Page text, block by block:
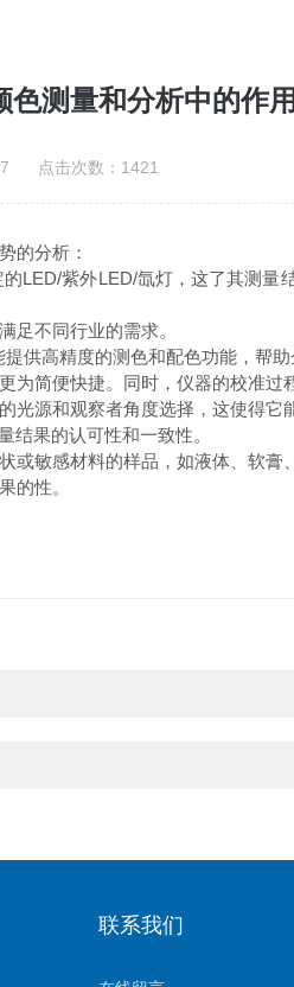
测量和分析中的作用
点击次数：1421
的分析：
紫外LED/氙灯，这了其测量
不同行业的需求。
高精度的测色和配色功能，帮助
简便快捷。同时，仪器的校准过
源和观察者角度选择，这使得它
果的认可性和一致性。
敏感材料的样品，如液体、软膏
的性。
联系我们